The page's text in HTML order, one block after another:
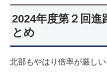
2024年度第２回進
とめ
北部もやはり倍率が厳しい